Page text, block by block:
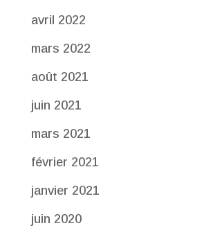
avril 2022
mars 2022
août 2021
juin 2021
mars 2021
février 2021
janvier 2021
juin 2020